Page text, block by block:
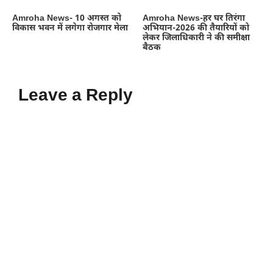
Amroha News- 10 अगस्त को
विकास भवन में लगेगा रोजगार मेला
Amroha News-हर घर तिरंगा
अभियान-2026 की तैयारियों को
लेकर जिलाधिकारी ने की समीक्षा
बैठक
Leave a Reply